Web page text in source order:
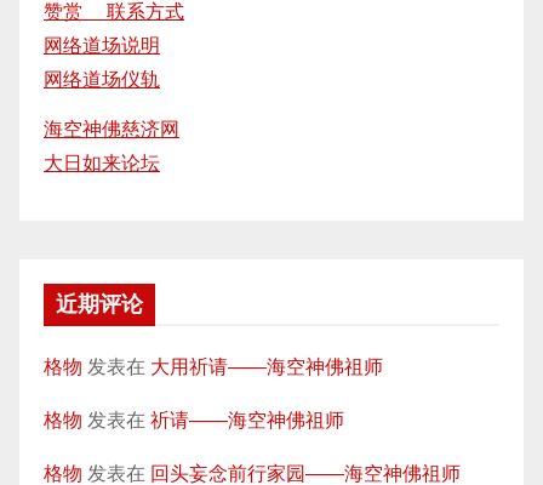
赞赏 联系方式
网络道场说明
网络道场仪轨
海空神佛慈济网
大日如来论坛
近期评论
格物 发表在 大用祈请——海空神佛祖师
格物 发表在 祈请——海空神佛祖师
格物 发表在 回头妄念前行家园——海空神佛祖师